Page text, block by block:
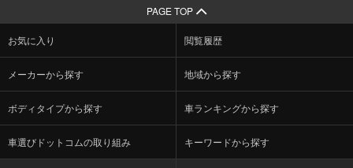
PAGE TOP
お気に入り 閲覧履歴
メーカーから探す 地域から探す
ボディタイプから探す 車ランキングから探す
車選びドットコムの取り組み キーワードから探す